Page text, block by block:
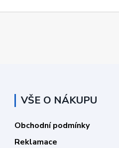
VŠE O NÁKUPU
Obchodní podmínky
Reklamace